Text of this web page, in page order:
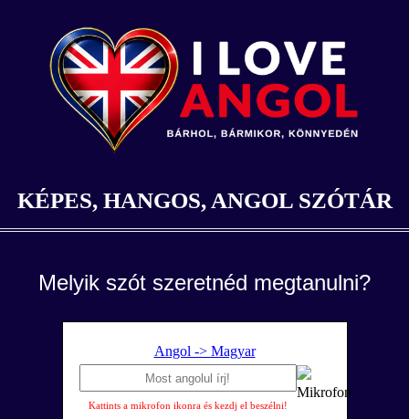
KÉPES, HANGOS, ANGOL SZÓTÁR
Melyik szót szeretnéd megtanulni?
Angol -> Magyar
Kattints a mikrofon ikonra és kezdj el beszélni!